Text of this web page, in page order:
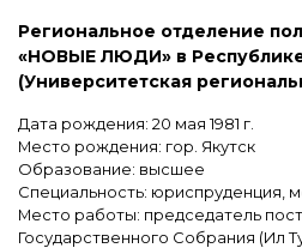
Региональное отделение
«НОВЫЕ ЛЮДИ» в Республике
(Университетская
Дата рождения: 20 мая 1981 г.
Место рождения: гор. Якутск
Образование: высшее
Специальность: юриспруденция,
Место работы: председатель
Государственного Собрания (Ил